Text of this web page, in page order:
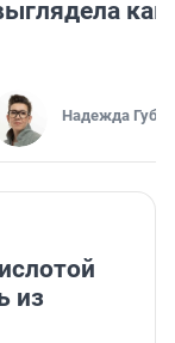
как
Надежда
из